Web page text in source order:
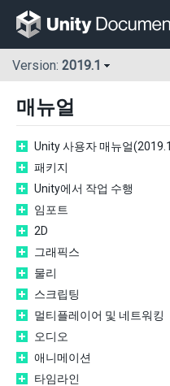
Version: 2019.1
매뉴얼
Unity 사용자 매뉴얼
패키지
Unity에서 작업 수행
임포트
2D
그래픽스
물리
스크립팅
멀티플레이어 및 네트워킹
오디오
애니메이션
타임라인